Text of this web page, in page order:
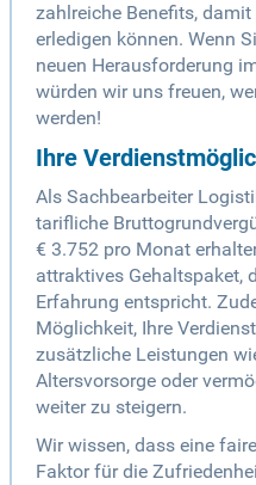
zahlreiche Benefits,
erledigen können. Wenn
neuen Herausforderung
würden wir uns freuen,
werden!
Ihre
Als Sachbearbeiter
tarifliche
€ 3.752 pro Monat
attraktives Gehaltspaket,
Erfahrung entspricht.
Möglichkeit, Ihre
zusätzliche Leistungen
Altersvorsorge oder
weiter zu steigern.
Wir wissen, dass eine
Faktor für die